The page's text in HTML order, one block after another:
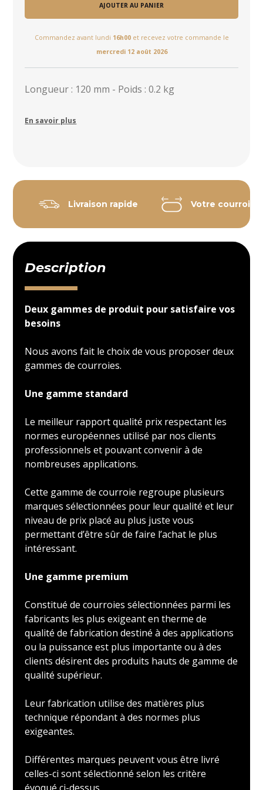
AJOUTER AU PANIER
Commandez avant lundi 16h00et recevez votre commande le
mercredi 12 août 2026
Longueur : 120 mm - Poids : 0.2 kg
En savoir plus
Livraison rapide Votre courroie
Description
Deux gammes de produit pour satisfaire vos
besoins
Nous avons fait le choix de vous proposer deux
gammes de courroies.
Une gamme standard
Le meilleur rapport qualité prix respectant les
normes européennes utilisé par nos clients
professionnels et pouvant convenir à de
nombreuses applications.
Cette gamme de courroie regroupe plusieurs
marques sélectionnées pour leur qualité et leur
niveau de prix placé au plus juste vous
permettant d’être sûr de faire l’achat le plus
intéressant.
Une gamme premium
Constitué de courroies sélectionnées parmi les
fabricants les plus exigeant en therme de
qualité de fabrication destiné à des applications
ou la puissance est plus importante ou à des
clients désirent des produits hauts de gamme de
qualité supérieur.
Leur fabrication utilise des matières plus
technique répondant à des normes plus
exigeantes.
Différentes marques peuvent vous être livré
celles-ci sont sélectionné selon les critère